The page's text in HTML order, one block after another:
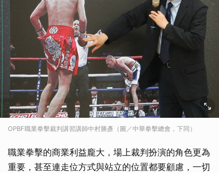
OPBF職業拳擊裁判講習講師中村勝彥（圖／中華拳擊總會，下同）
職業拳擊的商業利益龐大，場上裁判扮演的角色更為
重要，甚至連走位方式與站立的位置都要顧慮，一切